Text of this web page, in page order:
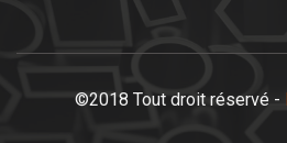
©2018 Tout droit réservé -